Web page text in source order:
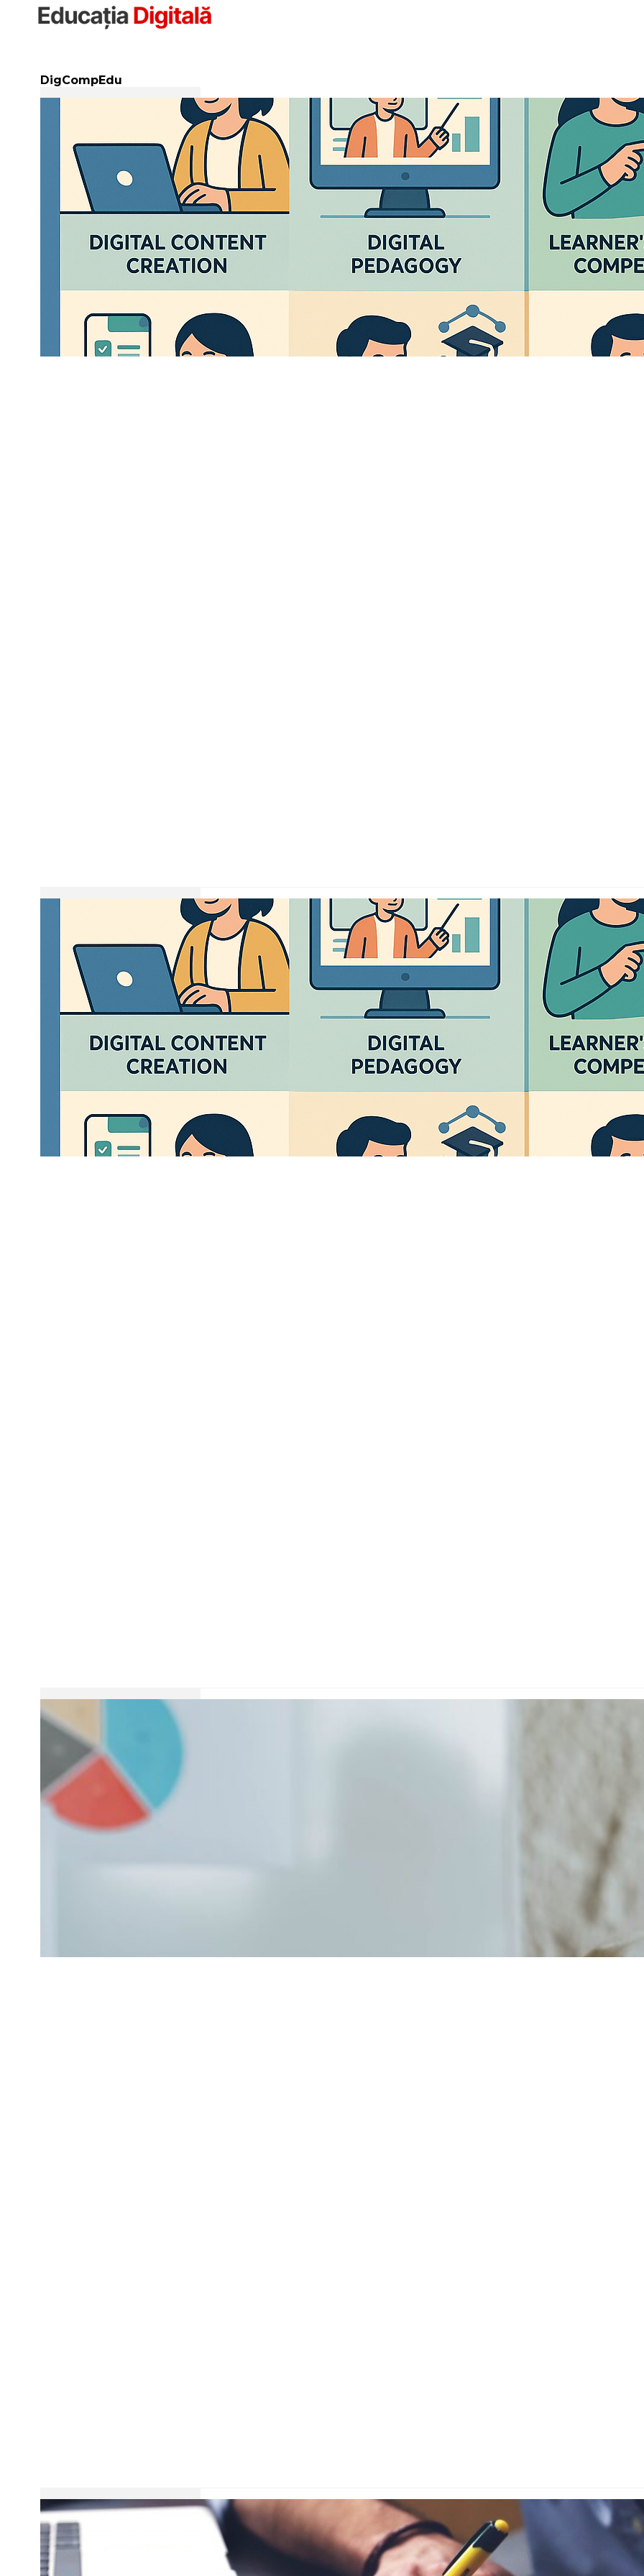
DigCompEdu
Flash Report: Competențele digitale ale profesorilor din România
(mai 2025)
Acest raport indică nivelul competențelor digitale în rândul cadrelor didactice din
România, pe baza Cadrului European de Competențe Digitale pentru Educatori
(DigCompEdu). Analiza relevă faptul că profesorii români demonstrează în prezent un
intermediar de competență digitală (scor mediu: 53,6%), cu puncte forte notabile în
dezvoltarea profesională și practicile reflexive. Cu toate acestea, există lacune…
Flash Report (May 2025) on the Digital Competences of
in Romania Based on DigCompEdu Framework
This report presents a detailed assessment of digital competences among Romanian
educators based on the European Digital Competence Framework for Educators
(DigCompEdu). The analysis reveals that Romanian teachers currently demonstrate an
intermediate level of digital proficiency (average score: 53.6%), with notable strengths in
professional development and reflective practices. However, significant gaps exist in
collaborative learning…
alegere bună pentru 30.000 de profesori – un număr în creștere accelerată. Este
dezvoltat de fundația Institutul pentru Educație și Social IT în parteneriat cu alte instituții.
Programe de dezvoltare a competențelor digitale pentru cadre